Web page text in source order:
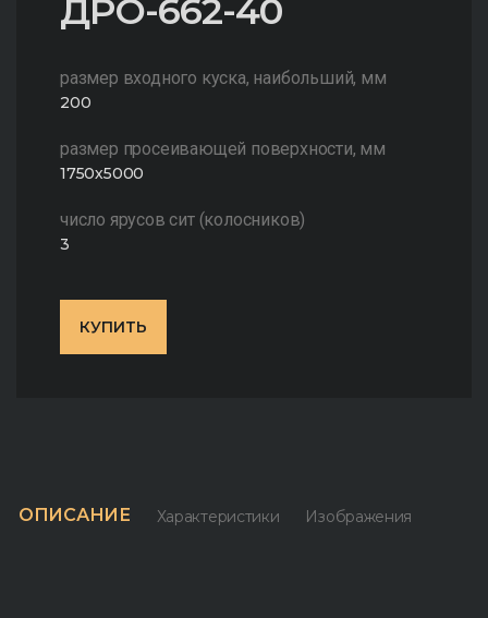
ДРО-662-40
размер входного куска, наибольший, мм
200
размер просеивающей поверхности, мм
1750х5000
число ярусов сит (колосников)
3
КУПИТЬ
ОПИСАНИЕ Характеристики Изображения